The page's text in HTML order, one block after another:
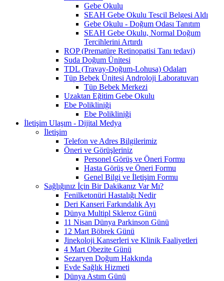
Gebe Okulu
SEAH Gebe Okulu Tescil Belgesi Aldı
Gebe Okulu - Doğum Odası Tanıtım
SEAH Gebe Okulu, Normal Doğum
Tercihlerini Artırdı
ROP (Prematüre Retinopatisi Tanı tedavi)
Suda Doğum Ünitesi
TDL (Travay-Doğum-Lohusa) Odaları
Tüp Bebek Ünitesi Androloji Laboratuvarı
Tüp Bebek Merkezi
Uzaktan Eğitim Gebe Okulu
Ebe Polikliniği
Ebe Polikliniği
İletişim Ulaşım - Dijital Medya
İletişim
Telefon ve Adres Bilgilerimiz
Öneri ve Görüşleriniz
Personel Görüş ve Öneri Formu
Hasta Görüş ve Öneri Formu
Genel Bilgi ve İletişim Formu
Sağlığınız İçin Bir Dakikanız Var Mı?
Fenilketonüri Hastalığı Nedir
Deri Kanseri Farkındalık Ayı
Dünya Multipl Skleroz Günü
11 Nisan Dünya Parkinson Günü
12 Mart Böbrek Günü
Jinekoloji Kanserleri ve Klinik Faaliyetleri
4 Mart Obezite Günü
Sezaryen Doğum Hakkında
Evde Sağlık Hizmeti
Dünya Astım Günü